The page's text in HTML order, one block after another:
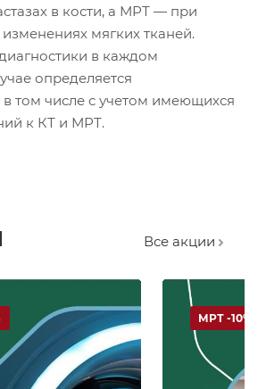
в кости, а МРТ — при
мягких тканей.
в каждом
определяется
том числе с учетом имеющихся
к КТ и МРТ.
Все акции
МРТ -10%